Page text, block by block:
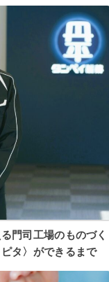
門司工場のものづく
タ〉ができるまで